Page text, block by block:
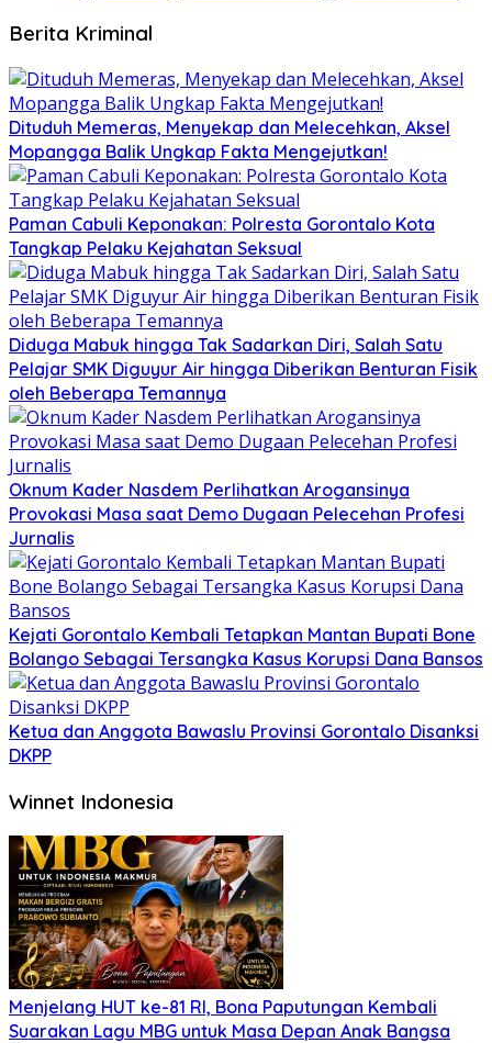
Berita Kriminal
Dituduh Memeras, Menyekap dan Melecehkan, Aksel
Mopangga Balik Ungkap Fakta Mengejutkan!
Paman Cabuli Keponakan: Polresta Gorontalo Kota
Tangkap Pelaku Kejahatan Seksual
Diduga Mabuk hingga Tak Sadarkan Diri, Salah Satu
Pelajar SMK Diguyur Air hingga Diberikan Benturan Fisik
oleh Beberapa Temannya
Oknum Kader Nasdem Perlihatkan Arogansinya
Provokasi Masa saat Demo Dugaan Pelecehan Profesi
Jurnalis
Kejati Gorontalo Kembali Tetapkan Mantan Bupati Bone
Bolango Sebagai Tersangka Kasus Korupsi Dana Bansos
Ketua dan Anggota Bawaslu Provinsi Gorontalo Disanksi
DKPP
Winnet Indonesia
Menjelang HUT ke-81 RI, Bona Paputungan Kembali
Suarakan Lagu MBG untuk Masa Depan Anak Bangsa